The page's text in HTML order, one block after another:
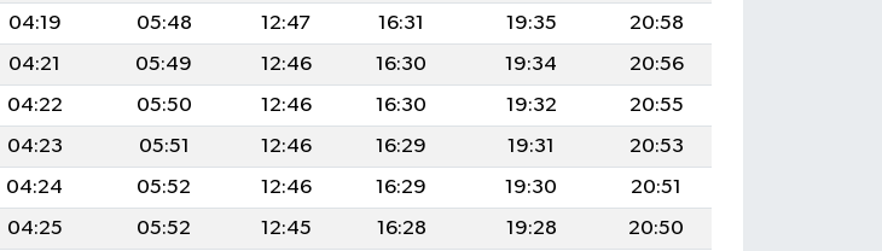
04:19 05:48 12:47 16:31 19:35
20:58
04:21 05:49 12:46 16:30 19:34
20:56
04:22 05:50 12:46 16:30 19:32
20:55
04:23 05:51 12:46 16:29 19:31
20:53
04:24 05:52 12:46 16:29 19:30
20:51
04:25 05:52 12:45 16:28 19:28
20:50